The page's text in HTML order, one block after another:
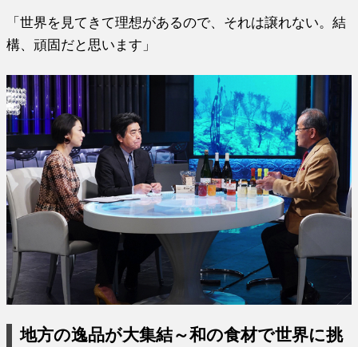
「世界を見てきて理想があるので、それは譲れない。結
構、頑固だと思います」
地方の逸品が大集結～和の食材で世界に挑